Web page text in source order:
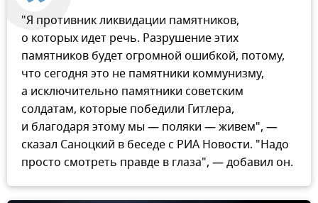
"Я противник ликвидации памятников,
о которых идет речь. Разрушение этих
памятников будет огромной ошибкой, потому,
что сегодня это не памятники коммунизму,
а исключительно памятники советским
солдатам, которые победили Гитлера,
и благодаря этому мы — поляки — живем", —
сказал Саноцкий в беседе с РИА Новости. "Надо
просто смотреть правде в глаза", — добавил он.